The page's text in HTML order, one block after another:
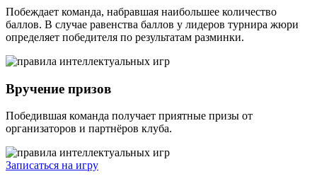
Побеждает команда, набравшая наибольшее количество
баллов. В случае равенства баллов у лидеров турнира жюри
определяет победителя по результатам разминки.
Вручение призов
Победившая команда получает приятные призы от
организаторов и партнёров клуба.
Записаться на игру